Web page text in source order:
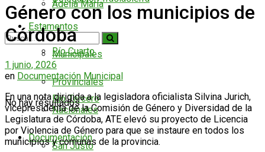
Estamentos
Municipales
Provinciales
Nacionales
Documentación
Adelia María
Río Cuarto
Río Tercero
San Justo
No hay resultados
Género con los municipios de
Córdoba
1 junio, 2026
en Documentación Municipal
En una nota dirigida a la legisladora oficialista Silvina Jurich,
vicepresidenta de la Comisión de Género y Diversidad de la
Legislatura de Córdoba, ATE elevó su proyecto de Licencia
por Violencia de Género para que se instaure en todos los
municipios y comunas de la provincia.